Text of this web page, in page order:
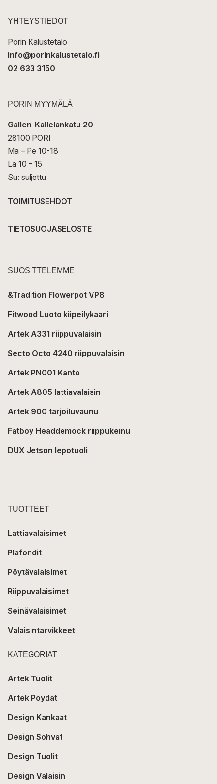
t
YHTEYSTIEDOT
Porin Kalustetalo
info@porinkalustetalo.fi
02 633 3150
PORIN MYYMÄLÄ
Gallen-Kallelankatu 20
28100 PORI
Ma – Pe 10-18
La 10 – 15
Su: suljettu
TOIMITUSEHDOT
TIETOSUOJASELOSTE
SUOSITTELEMME
&Tradition Flowerpot VP8
Fitwood Luoto kiipeilykaari
Artek A331 riippuvalaisin
Secto Octo 4240 riippuvalaisin
Artek PN001 Kanto
Artek A805 lattiavalaisin
Artek 900 tarjoiluvaunu
Fatboy Headdemock riippukeinu
DUX Jetson lepotuoli
TUOTTEET
Lattiavalaisimet
Plafondit
Pöytävalaisimet
Riippuvalaisimet
Seinävalaisimet
Valaisintarvikkeet
KATEGORIAT
Artek Tuolit
Artek Pöydät
Design Kankaat
Design Sohvat
Design Tuolit
Design Valaisin